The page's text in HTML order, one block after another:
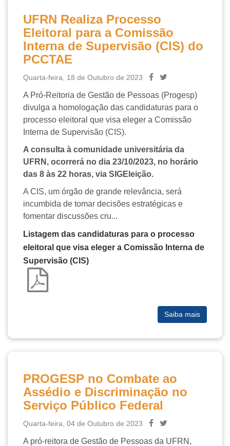
UFRN Realiza Processo
Eleitoral para a Comissão
Interna de Supervisão (CIS) do
PCCTAE
Quarta-feira, 18 de Outubro de 2023
A Pró-Reitoria de Gestão de Pessoas (Progesp)
divulga a homologação das candidaturas para o
processo eleitoral que visa eleger a Comissão
Interna de Supervisão (CIS).
A consulta à comunidade universitária da
UFRN, ocorrerá no dia 23/10/2023, no horário
das 8 às 22 horas, via SIGEleição.
A CIS, um órgão de grande relevância, será
incumbida de tomar decisões estratégicas e
fomentar discussões cru...
Listagem das candidaturas para o processo
eleitoral que visa eleger a Comissão Interna de
Supervisão (CIS)
Saiba mais
PROGESP no Combate ao
Assédio e Discriminação no
Serviço Público Federal
Quarta-feira, 04 de Outubro de 2023
A pró-reitora de Gestão de Pessoas da UFRN,